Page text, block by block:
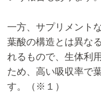
一方、サプリメント
葉酸の構造とは異な
れるもので、生体利
ため、高い吸収率で
す。（※１）